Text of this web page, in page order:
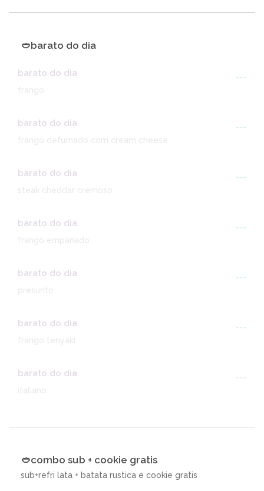
🥙barato do dia
barato do dia
---
barato do dia
---
frango defumado com cream cheese
barato do dia
---
steak cheddar cremoso
barato do dia
---
barato do dia
---
barato do dia
---
barato do dia
---
🥙combo sub + cookie gratis
sub+refri lata + batata rustica e cookie gratis